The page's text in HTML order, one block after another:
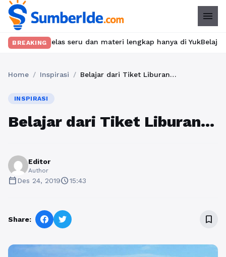
menu
BREAKING
seru dan materi lengkap hanya di YukBelajar.com.
Home / Inspirasi / Belajar dari Tiket Liburan…
INSPIRASI
Belajar dari Tiket Liburan…
Editor
Author
calendar_todayDes 24, 2019schedule15:43
Share: bookmark_border